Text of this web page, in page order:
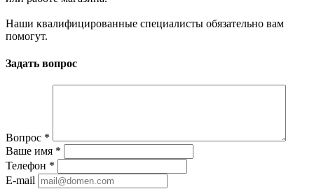
Наши квалифицированные специалисты обязательно вам
помогут.
Задать вопрос
Вопрос *
Ваше имя *
Телефон *
E-mail